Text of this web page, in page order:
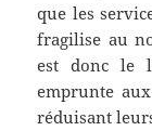
que les
fragilise au
est donc le
emprunte
réduisant